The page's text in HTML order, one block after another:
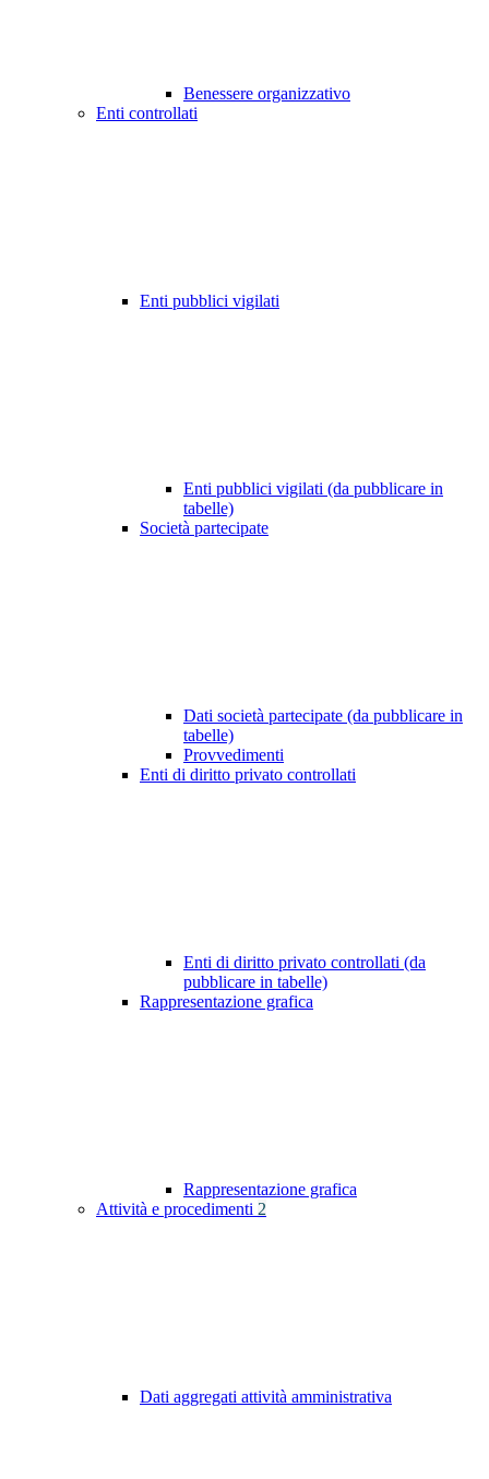
Benessere organizzativo
Enti controllati
Enti pubblici vigilati
Enti pubblici vigilati (da pubblicare in
tabelle)
Società partecipate
Dati società partecipate (da pubblicare in
tabelle)
Provvedimenti
Enti di diritto privato controllati
Enti di diritto privato controllati (da
pubblicare in tabelle)
Rappresentazione grafica
Rappresentazione grafica
Attività e procedimenti 2
Dati aggregati attività amministrativa